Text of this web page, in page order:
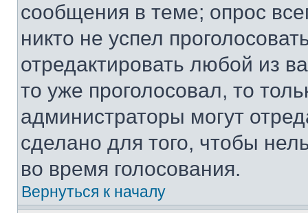
сообщения в теме; опрос
никто не успел
отредактировать любой из
то уже проголосовал, то
администраторы могут
сделано для того, чтобы
во время голосования.
Вернуться к началу